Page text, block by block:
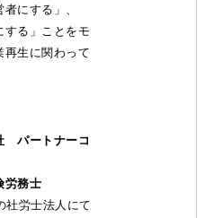
にする」、
する」ことをモ
再生に関わって
パートナーコ
労務士
社労士法人にて